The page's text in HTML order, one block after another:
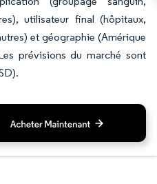
utilisateur final (hôpitaux,
et géographie (Amérique
prévisions du marché sont